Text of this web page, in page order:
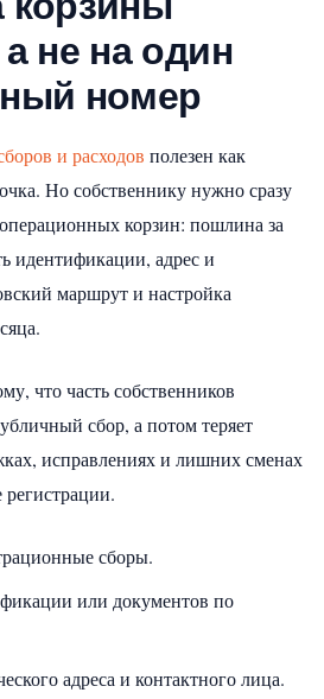
не на один
номер
и расходов полезен как
Но собственнику нужно сразу
корзин: пошлина за
идентификации, адрес и
маршрут и настройка
что часть собственников
сбор, а потом теряет
исправлениях и лишних сменах
сборы.
или документов по
адреса и контактного лица.